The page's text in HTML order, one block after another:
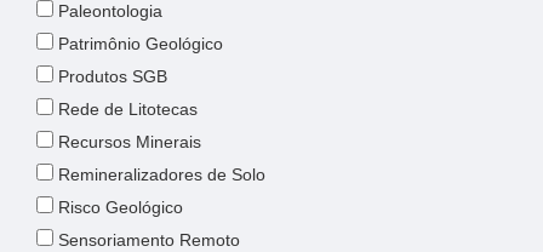
Paleontologia
Patrimônio Geológico
Produtos SGB
Rede de Litotecas
Recursos Minerais
Remineralizadores de Solo
Risco Geológico
Sensoriamento Remoto